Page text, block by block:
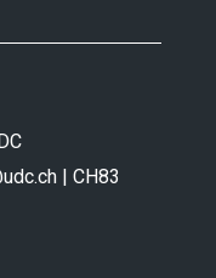
| CH83